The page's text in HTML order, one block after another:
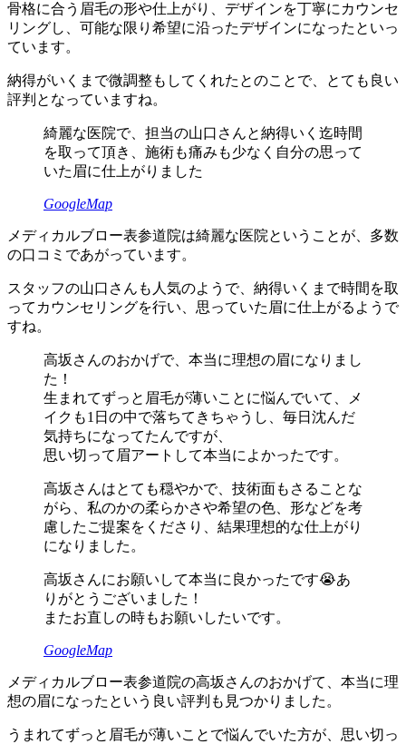
骨格に合う眉毛の形や仕上がり、デザインを丁寧にカウンセ
リングし、可能な限り希望に沿ったデザインになったといっ
ています。
納得がいくまで微調整もしてくれたとのことで、とても良い
評判となっていますね。
綺麗な医院で、担当の山口さんと納得いく迄時間
を取って頂き、施術も痛みも少なく自分の思って
いた眉に仕上がりました
GoogleMap
メディカルブロー表参道院は綺麗な医院ということが、多数
の口コミであがっています。
スタッフの山口さんも人気のようで、納得いくまで時間を取
ってカウンセリングを行い、思っていた眉に仕上がるようで
すね。
高坂さんのおかげで、本当に理想の眉になりまし
た！
生まれてずっと眉毛が薄いことに悩んでいて、メ
イクも1日の中で落ちてきちゃうし、毎日沈んだ
気持ちになってたんですが、
思い切って眉アートして本当によかったです。
高坂さんはとても穏やかで、技術面もさることな
がら、私のかの柔らかさや希望の色、形などを考
慮したご提案をくださり、結果理想的な仕上がり
になりました。
高坂さんにお願いして本当に良かったです😭あ
りがとうございました！
またお直しの時もお願いしたいです。
GoogleMap
メディカルブロー表参道院の高坂さんのおかげて、本当に理
想の眉になったという良い評判も見つかりました。
うまれてずっと眉毛が薄いことで悩んでいた方が、思い切っ